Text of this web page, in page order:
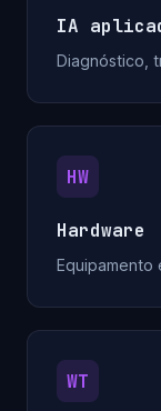
IA
Diagnóstico,
HW
Hardware
Equipamento
WT